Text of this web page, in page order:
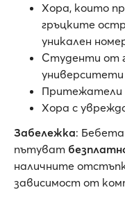
Хора, които
гръцките
уникален
Студенти от
университети
Притежатели
Хора с
Забележка:
пътуват
наличните
зависимост от